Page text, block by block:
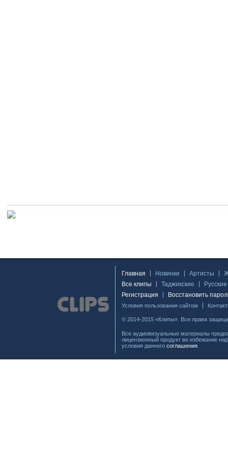
Главная Новинки Артисты
Все клипы
Таджикские
Русские
Регистрация
Восстановить
Условия пользования сайтом
© 2014-2015 «Клипы». Все права
Все аудиовизуальные материалы
лицензионный продукт во избежание
условия данного соглашения